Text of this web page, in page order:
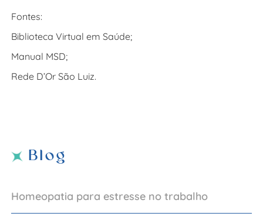
Fontes:
Biblioteca Virtual em Saúde;
Manual MSD;
Rede D’Or São Luiz.
Blog
Homeopatia para estresse no trabalho